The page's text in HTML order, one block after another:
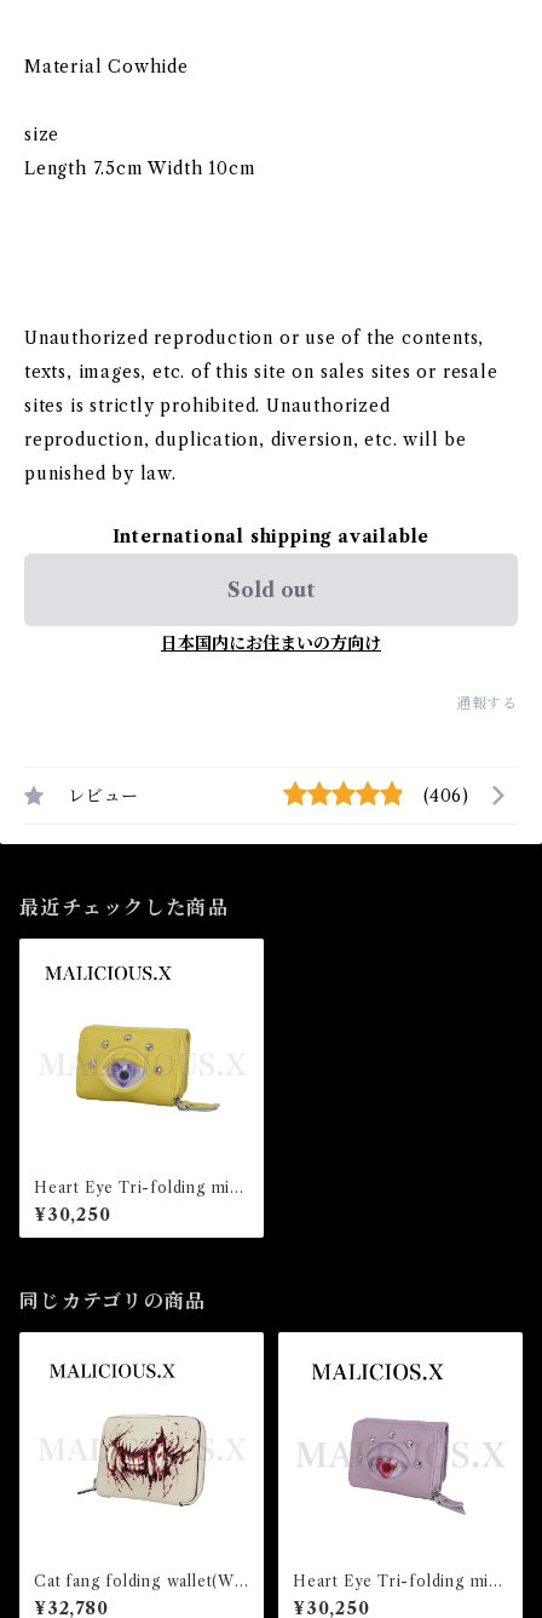
Material Cowhide
size
Length 7.5cm Width 10cm
Unauthorized reproduction or use of the contents,
texts, images, etc. of this site on sales sites or resale
sites is strictly prohibited. Unauthorized
reproduction, duplication, diversion, etc. will be
punished by law.
International shipping available
Sold out
日本国内にお住まいの方向け
通報する
レビュー (406)
最近チェックした商品
Heart Eye Tri-folding mini
wallet(Yellow) /Violet
¥30,250
同じカテゴリの商品
Cat fang folding wallet(Whi
te)/blood
¥32,780
Heart Eye Tri-folding mini
wallet(Light Violet) /Albino
¥30,250